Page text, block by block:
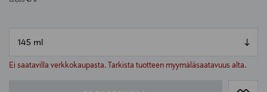
Ei saatavilla verkkokaupasta. Tarkista tuotteen myymäläsaatavuus alta.
null